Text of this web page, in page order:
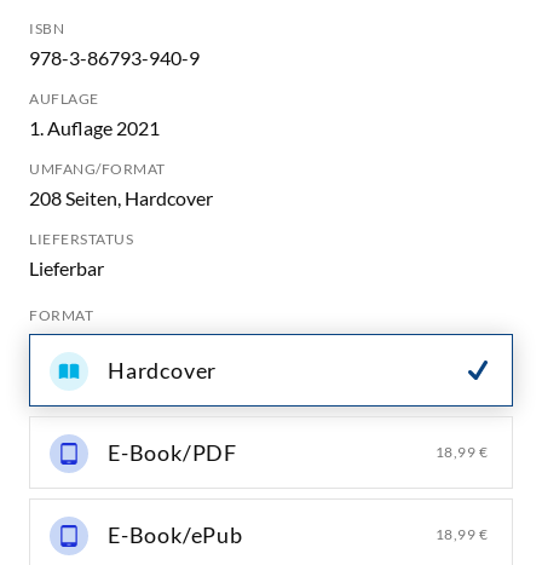
ISBN
978-3-86793-940-9
AUFLAGE
1. Auflage 2021
UMFANG/FORMAT
208 Seiten, Hardcover
LIEFERSTATUS
Lieferbar
FORMAT
Hardcover
E-Book/PDF 18,99 €
E-Book/ePub 18,99 €